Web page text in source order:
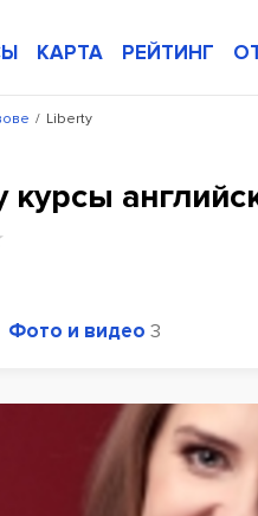
КАРТА РЕЙТИНГ
/ Liberty
курсы
Фото и видео 3